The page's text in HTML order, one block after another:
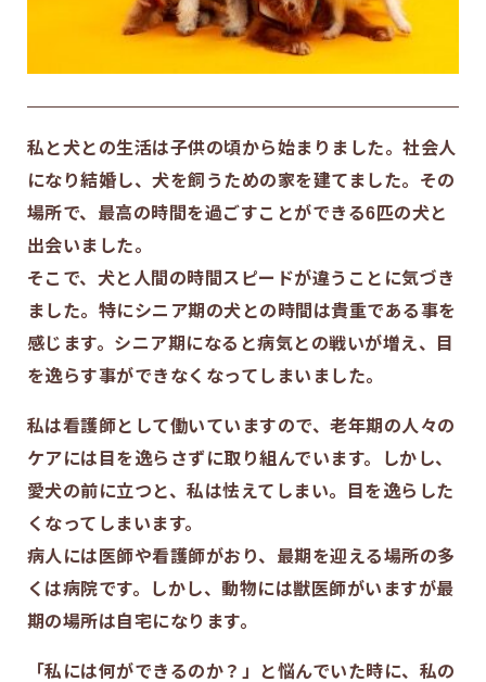
私と犬との生活は子供の頃から始まりました。社会人
になり結婚し、犬を飼うための家を建てました。その
場所で、最高の時間を過ごすことができる6匹の犬と
出会いました。
そこで、犬と人間の時間スピードが違うことに気づき
ました。特にシニア期の犬との時間は貴重である事を
感じます。シニア期になると病気との戦いが増え、目
を逸らす事ができなくなってしまいました。
私は看護師として働いていますので、老年期の人々の
ケアには目を逸らさずに取り組んでいます。しかし、
愛犬の前に立つと、私は怯えてしまい。目を逸らした
くなってしまいます。
病人には医師や看護師がおり、最期を迎える場所の多
くは病院です。しかし、動物には獣医師がいますが最
期の場所は自宅になります。
「私には何ができるのか？」と悩んでいた時に、私の